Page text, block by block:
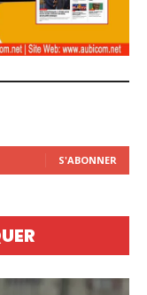
S'ABONNER